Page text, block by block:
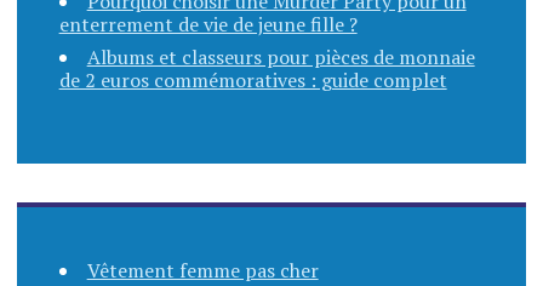
s
enterrement de vie de jeune fille ?
Albums et classeurs pour pièces de monnaie
de 2 euros commémoratives : guide complet
Vêtement femme pas cher